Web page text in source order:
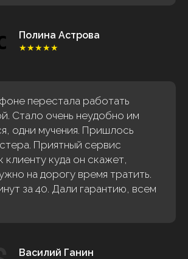
Полина Астрова
★★★★★
перестала работать
Стало очень неудобно им
одни мучения. Пришлось
Приятный сервис
клиенту куда он скажет,
на дорогу время тратить.
за 40. Дали гарантию, всем
Василий Ганин